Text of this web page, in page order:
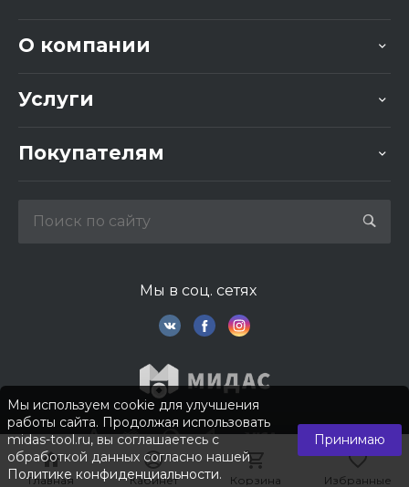
Главная Кабинет Корзина Избранные
Главная Кабинет Корзина Избранные
О компании
Услуги
Покупателям
Мы в соц. сетях
© 2026 © Компания «Мидас». Все права защищены.
Мы используем cookie для улучшения
работы сайта. Продолжая использовать
midas-tool.ru, вы соглашаетесь с
обработкой данных согласно нашей
Политике конфиденциальности.
Принимаю